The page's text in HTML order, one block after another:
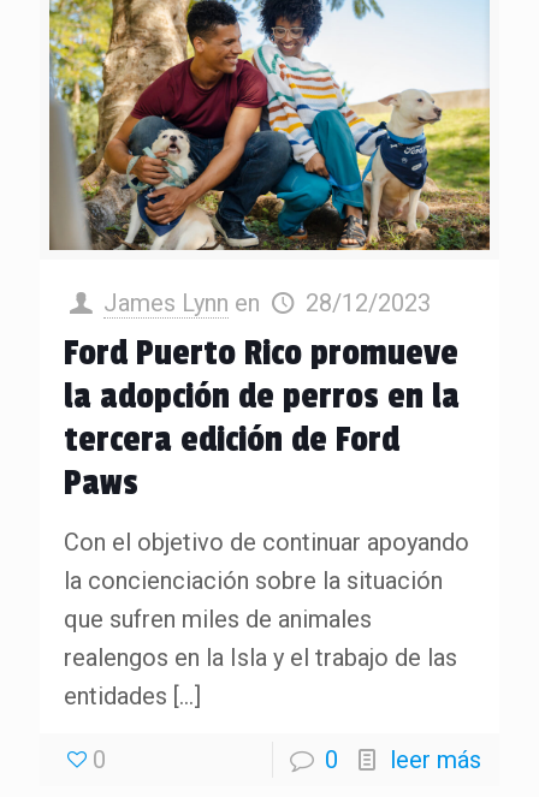
James Lynn en 28/12/2023
Ford Puerto Rico promueve
la adopción de perros en la
tercera edición de Ford
Paws
Con el objetivo de continuar apoyando
la concienciación sobre la situación
que sufren miles de animales
realengos en la Isla y el trabajo de las
entidades […]
0 0 leer más